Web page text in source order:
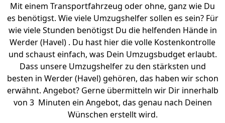
Mit einem Transportfahrzeug oder ohne, ganz wie Du
es benötigst. Wie viele Umzugshelfer sollen es sein? Für
wie viele Stunden benötigst Du die helfenden Hände in
Werder (Havel) . Du hast hier die volle Kostenkontrolle
und schaust einfach, was Dein Umzugsbudget erlaubt.
Dass unsere Umzugshelfer zu den stärksten und
besten in Werder (Havel) gehören, das haben wir schon
erwähnt. Angebot? Gerne übermitteln wir Dir innerhalb
von 3 Minuten ein Angebot, das genau nach Deinen
Wünschen erstellt wird.